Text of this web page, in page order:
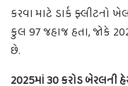
કરવા માટે ડાર્ક ફ્લીટનો
કુલ 97 જહાજ હતા, જોકે
છે.
2025માં 30 કરોડ બેરલની